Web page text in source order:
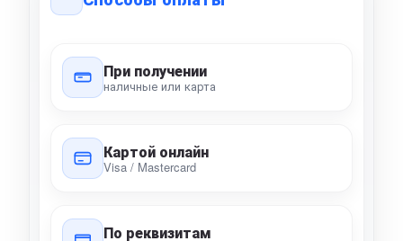
При получении
наличные или карта
Картой онлайн
Visa / Mastercard
По реквизитам